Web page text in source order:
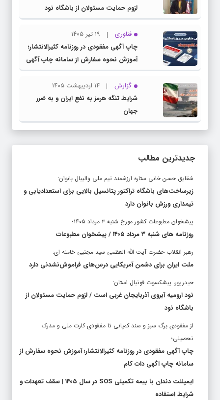
لزوم حمایت مسئولان از باشگاه نود
فناوری
۱۹ تیر ۱۴۰۵
چاپ آگهی مفقودی در روزنامه کثیرالانتشار؛
آموزش نحوه سفارش از سامانه چاپ آگهی
دات کام
گزارش
۱۴ اردیبهشت ۱۴۰۵
شرایط تنگه هرمز به نفع ایران و به ضرر
جهان
جدیدترین مطالب
شقایق حسن خانی ستاره ارزشمند تیم ملی والیبال بانوان:
زیرساخت‌های باشگاه تراکتور پتانسیل بالایی برای استعدادیابی و
تیمداری ورزش بانوان دارد
پیشخوان مطبوعات کشور مورخ شنبه ۳ مرداد ۱۴۰۵؛
روزنامه های شنبه ۳ مرداد ۱۴۰۵ / پیشخوان مطبوعات
رهبر انقلاب حضرت آیت الله العظمی سید مجتبی خامنه ای:
ملت ایران برای دشمن آمریکایی درس‌های فراموش‌نشدنی دارد
حیدرپور، پیشکسوت فوتبال استان:
نود ارومیه آبروی آذربایجان غربی است / لزوم حمایت مسئولان از
باشگاه نود
از مفقودی برگ سبز و سند کمپانی تا مفقودی کارت ملی و مدرک
تحصیلی؛
چاپ آگهی مفقودی در روزنامه کثیرالانتشار؛ آموزش نحوه سفارش از
سامانه چاپ آگهی دات کام
ایمپلنت دندان با بیمه تکمیلی SOS در سال ۱۴۰۵ | سقف تعهدات و
شرایط استفاده